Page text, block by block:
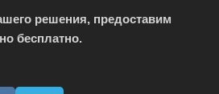
решения, предоставим
бесплатно.